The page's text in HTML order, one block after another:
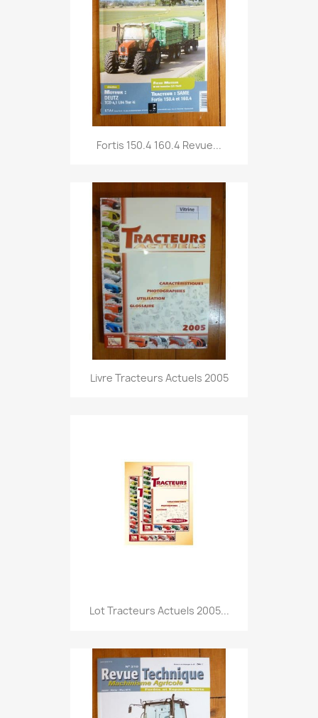
Fortis 150.4 160.4 Revue...
Livre Tracteurs Actuels 2005
Lot Tracteurs Actuels 2005...